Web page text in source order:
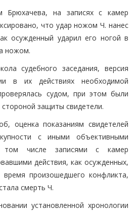
Брюхачева, на записях с камер
что удар ножом Ч. нанес
осужденный ударил его ногой в
ножом.
судебного заседания, версия
в их действиях необходимой
судом, при этом были
защиты свидетели.
оценка показаниям свидетелей
с иными объективными
том числе записями с камер
действия, как осужденных,
произошедшего конфликта,
смерть Ч.
установленной хронологии